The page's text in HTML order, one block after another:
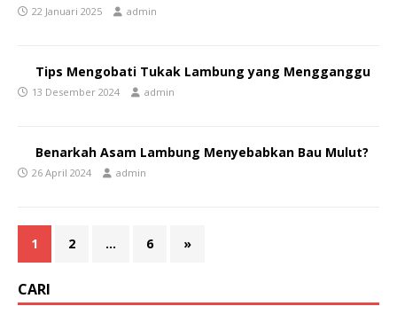
22 Januari 2025 admin
Tips Mengobati Tukak Lambung yang Mengganggu
13 Desember 2024 admin
Benarkah Asam Lambung Menyebabkan Bau Mulut?
26 April 2024 admin
1 2 … 6 »
CARI